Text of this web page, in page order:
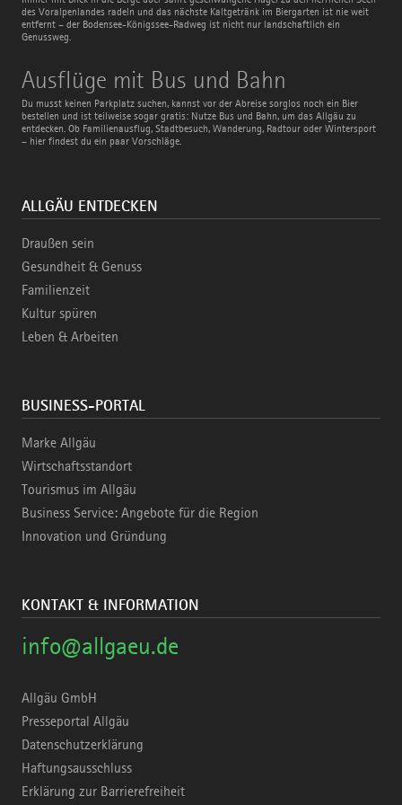
des Voralpenlandes radeln und das nächste Kaltgetränk im Biergarten ist nie weit
entfernt – der Bodensee-Königssee-Radweg ist nicht nur landschaftlich ein
Genussweg.
Ausflüge mit Bus und Bahn
Du musst keinen Parkplatz suchen, kannst vor der Abreise sorglos noch ein Bier
bestellen und ist teilweise sogar gratis: Nutze Bus und Bahn, um das Allgäu zu
entdecken. Ob Familienausflug, Stadtbesuch, Wanderung, Radtour oder Wintersport
– hier findest du ein paar Vorschläge.
Ausflüge
mit
Bus
und
Bahn
ALLGÄU ENTDECKEN
Draußen sein
Gesundheit & Genuss
Familienzeit
Kultur spüren
Leben & Arbeiten
BUSINESS-PORTAL
Marke Allgäu
Wirtschaftsstandort
Tourismus im Allgäu
Business Service: Angebote für die Region
Innovation und Gründung
KONTAKT & INFORMATION
info@allgaeu.de
Allgäu GmbH
Presseportal Allgäu
Datenschutzerklärung
Haftungsausschluss
Erklärung zur Barrierefreiheit